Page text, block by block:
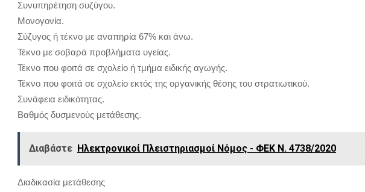
Συνυπηρέτηση συζύγου.
Μονογονία.
Σύζυγος ή τέκνο με αναπηρία 67% και άνω.
Τέκνο με σοβαρά προβλήματα υγείας.
Τέκνο που φοιτά σε σχολείο ή τμήμα ειδικής αγωγής.
Τέκνο που φοιτά σε σχολείο εκτός της οργανικής θέσης του στρατιωτικού.
Συνάφεια ειδικότητας.
Βαθμός δυσμενούς μετάθεσης.
Διαβάστε Ηλεκτρονικοί Πλειστηριασμοί Νόμος - ΦΕΚ Ν. 4738/2020
Διαδικασία μετάθεσης